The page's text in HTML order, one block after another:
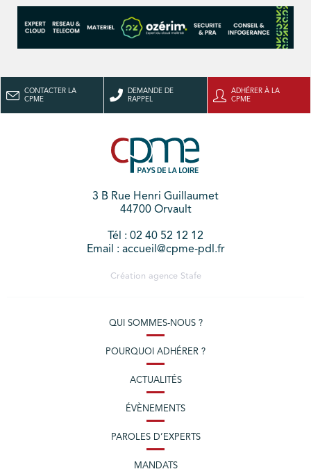
CONTACTER LA
CPME
DEMANDE DE
RAPPEL
ADHÉRER À LA
CPME
3 B Rue Henri Guillaumet
44700 Orvault
Tél : 02 40 52 12 12
Email : accueil@cpme-pdl.fr
Création agence Stafe
QUI SOMMES-NOUS ?
POURQUOI ADHÉRER ?
ACTUALITÉS
ÉVÈNEMENTS
PAROLES D’EXPERTS
MANDATS